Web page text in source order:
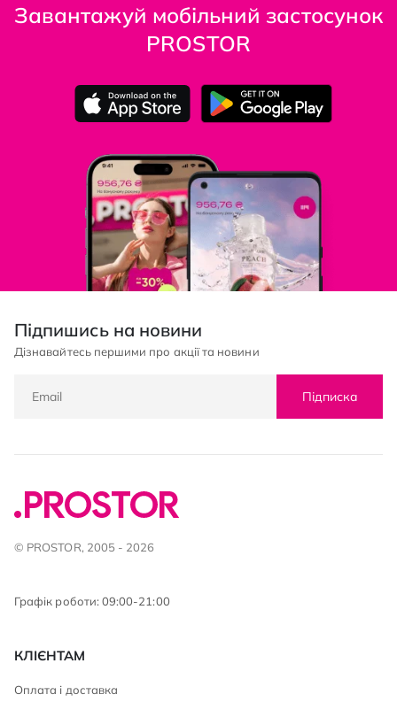
Завантажуй мобільний застосунок
PROSTOR
Підпишись на новини
Дізнавайтесь першими про акції та новини
Підписка
© PROSTOR, 2005 - 2026
Графік роботи: 09:00-21:00
КЛІЄНТАМ
Оплата і доставка